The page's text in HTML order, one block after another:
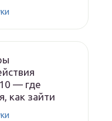
— где
как зайти